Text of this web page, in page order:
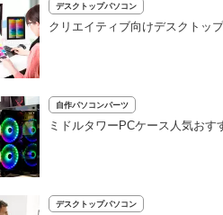
デスクトップパソコン
クリエイティブ向けデスクトッ
自作パソコンパーツ
ミドルタワーPCケース人気お
デスクトップパソコン